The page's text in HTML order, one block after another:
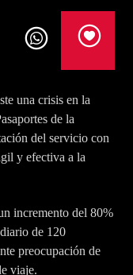
una crisis en la
de la
del servicio con
y efectiva a la
incremento del 80%
de 120
preocupación de
viaje.